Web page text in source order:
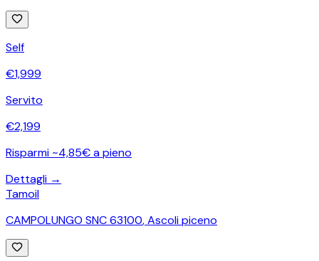
Self
€1,999
Servito
€2,199
Risparmi ~4,85€ a pieno
Dettagli →
Tamoil
CAMPOLUNGO SNC 63100,Ascoli piceno